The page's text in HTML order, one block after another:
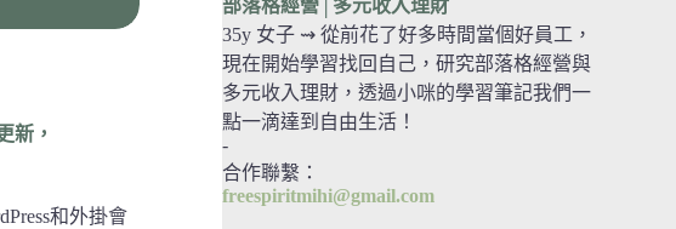
新，
和外掛會
部落格經營 │多元收入理財
35y 女子 ⇝ 從前花了好多時間當個好員工，
現在開始學習找回自己，研究部落格經營與
多元收入理財，透過小咪的學習筆記我們一
點一滴達到自由生活！
-
合作聯繫：
freespiritmihi@gmail.com